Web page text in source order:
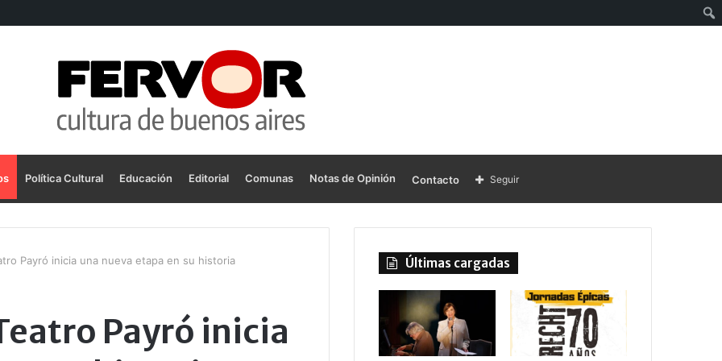
Política Cultural Educación Editorial Comunas Notas de Opinión Contacto Seguir
Payró inicia una nueva etapa en su historia
Payró inicia
Últimas cargadas